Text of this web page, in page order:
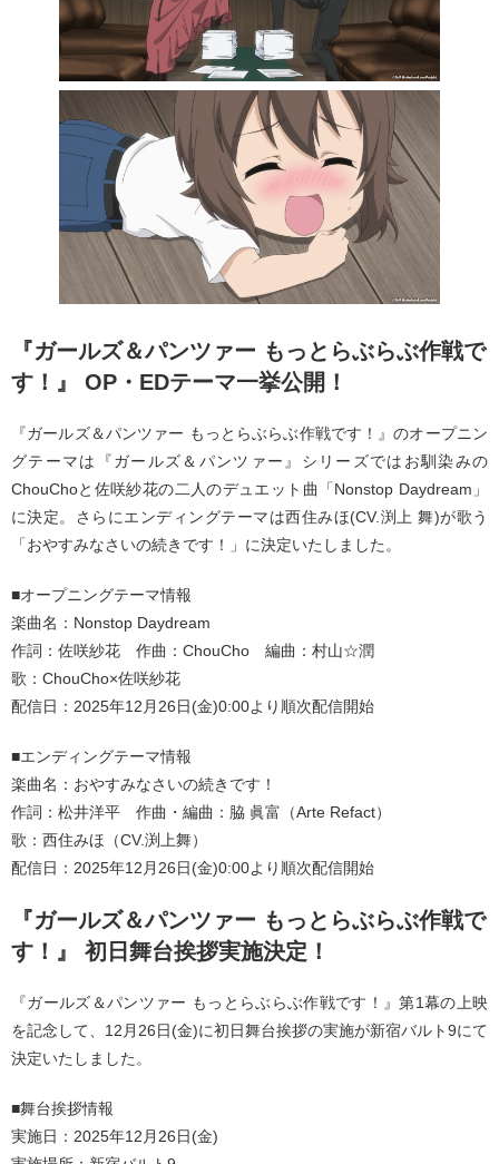
『ガールズ＆パンツァー もっとらぶらぶ作戦で
す！』 OP・EDテーマ一挙公開！
『ガールズ＆パンツァー もっとらぶらぶ作戦です！』のオープニン
グテーマは『ガールズ＆パンツァー』シリーズではお馴染みの
ChouChoと佐咲紗花の二人のデュエット曲「Nonstop Daydream」
に決定。さらにエンディングテーマは西住みほ(CV.渕上 舞)が歌う
「おやすみなさいの続きです！」に決定いたしました。
■オープニングテーマ情報
楽曲名：Nonstop Daydream
作詞：佐咲紗花 作曲：ChouCho 編曲：村山☆潤
歌：ChouCho×佐咲紗花
配信日：2025年12月26日(金)0:00より順次配信開始
■エンディングテーマ情報
楽曲名：おやすみなさいの続きです！
作詞：松井洋平 作曲・編曲：脇 眞富（Arte Refact）
歌：西住みほ（CV.渕上舞）
配信日：2025年12月26日(金)0:00より順次配信開始
『ガールズ＆パンツァー もっとらぶらぶ作戦で
す！』 初日舞台挨拶実施決定！
『ガールズ＆パンツァー もっとらぶらぶ作戦です！』第1幕の上映
を記念して、12月26日(金)に初日舞台挨拶の実施が新宿バルト9にて
決定いたしました。
■舞台挨拶情報
実施日：2025年12月26日(金)